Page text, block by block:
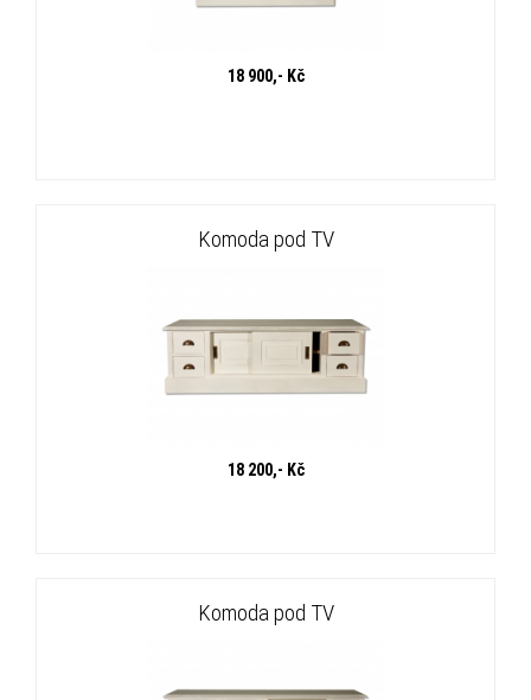
18 900,- Kč
Komoda pod TV
18 200,- Kč
Komoda pod TV